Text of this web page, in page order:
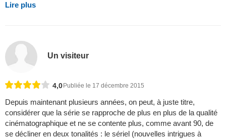
Lire plus
Un visiteur
4,0Publiée le 17 décembre 2015
Depuis maintenant plusieurs années, on peut, à juste titre,
considérer que la série se rapproche de plus en plus de la qualité
cinématographique et ne se contente plus, comme avant 90, de
se décliner en deux tonalités : le sériel (nouvelles intrigues à